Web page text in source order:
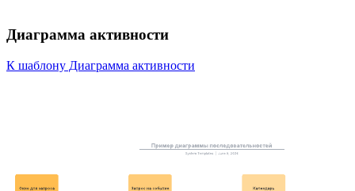
Диаграмма активности
К шаблону Диаграмма активности